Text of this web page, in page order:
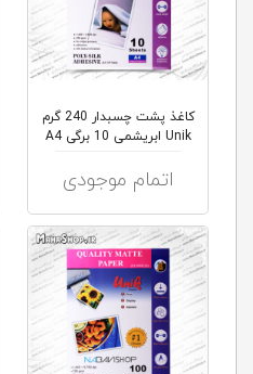
کاغذ پشت چسبدار 240 گرم
Unik ابریشمی 10 برگی A4
اتمام موجودی